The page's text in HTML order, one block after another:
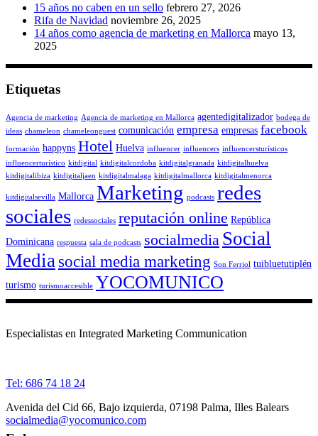
15 años no caben en un sello febrero 27, 2026
Rifa de Navidad noviembre 26, 2025
14 años como agencia de marketing en Mallorca mayo 13,
2025
Etiquetas
Agencia de marketing Agencia de marketing en Mallorca agentedigitalizador bodega de
ideas chameleon chameleonguest comunicación empresa empresas facebook
formación happyns Hotel Huelva influencer influencers influencersturísticos
influencerturístico kitdigital kitdigitalcordoba kitdigitalgranada kitdigitalhuelva
kitdigitalibiza kitdigitaljaen kitdigitalmalaga kitdigitalmallorca kitdigitalmenorca
kitdigitalsevilla Mallorca Marketing podcasts redes
sociales redessociales reputación online República
Dominicana respuesta sala de podcasts socialmedia Social
Mediasocial media marketing Son Ferriol tuibluetutiplén
turismo turismoaccesible YOCOMUNICO
Especialistas en Integrated Marketing Communication
Tel: 686 74 18 24
Avenida del Cid 66, Bajo izquierda, 07198 Palma, Illes Balears
socialmedia@yocomunico.com